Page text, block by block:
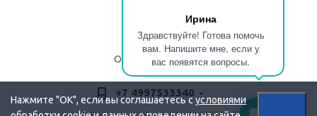
Ирина
Здравствуйте! Готова помочь
вам. Напишите мне, если у
вас появятся вопросы.
Блог
Описание изделий
+7 4997533340
Нажмите "OK", если вы соглашаетесь сусловиями